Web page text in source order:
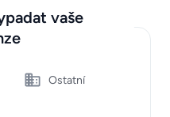
vaše
Ostatní